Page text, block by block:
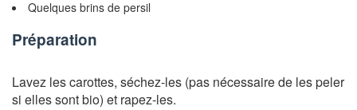
Quelques brins de persil
Préparation
Lavez les carottes, séchez-les (pas nécessaire de les peler
si elles sont bio) et rapez-les.